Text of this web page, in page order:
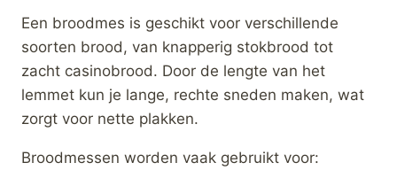
Een broodmes is geschikt voor verschillende
soorten brood, van knapperig stokbrood tot
zacht casinobrood. Door de lengte van het
lemmet kun je lange, rechte sneden maken, wat
zorgt voor nette plakken.
Broodmessen worden vaak gebruikt voor: